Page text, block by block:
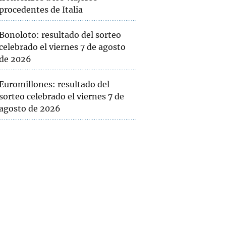
de Italia
resultado del sorteo
el viernes 7 de agosto
2026
resultado del
celebrado el viernes 7 de
de 2026